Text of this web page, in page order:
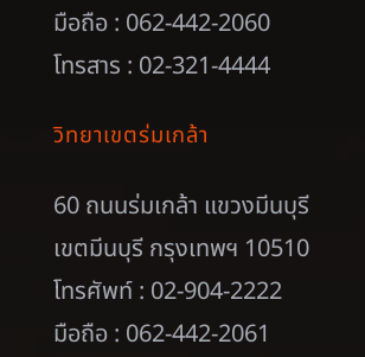
มือถือ : 062-442-2060
โทรสาร : 02-321-4444
วิทยาเขตร่มเกล้า
60 ถนนร่มเกล้า แขวงมีนบุรี
เขตมีนบุรี กรุงเทพฯ 10510
โทรศัพท์ : 02-904-2222
มือถือ : 062-442-2061